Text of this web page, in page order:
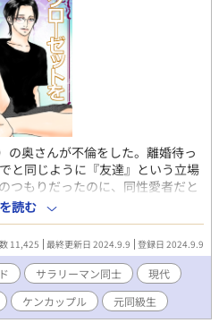
の奥さんが不倫をした。離婚待っ
と同じように『友達』という立場
もりだったのに、同性愛者だと
おかしくなってきて……。 元同級
戸開（ノンケ）×岩屋（ゲイ・メ
らなります。約11,000文字
読む
11,425 最終更新日 2024.9.9 登録日 2024.9.9
サラリーマン同士
現代
ケンカップル 元同級生